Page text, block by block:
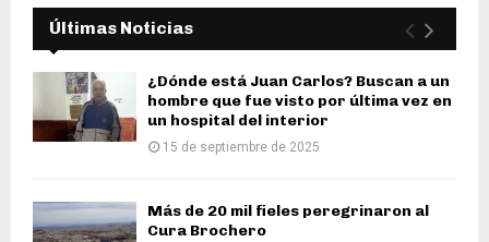
Últimas Noticias
¿Dónde está Juan Carlos? Buscan a un
hombre que fue visto por última vez en
un hospital del interior
15 de septiembre de 2025
Más de 20 mil fieles peregrinaron al
Cura Brochero